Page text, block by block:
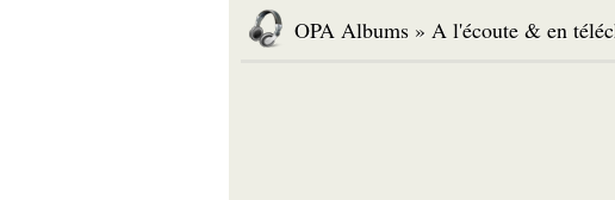
OPA Albums » A l'écoute & en